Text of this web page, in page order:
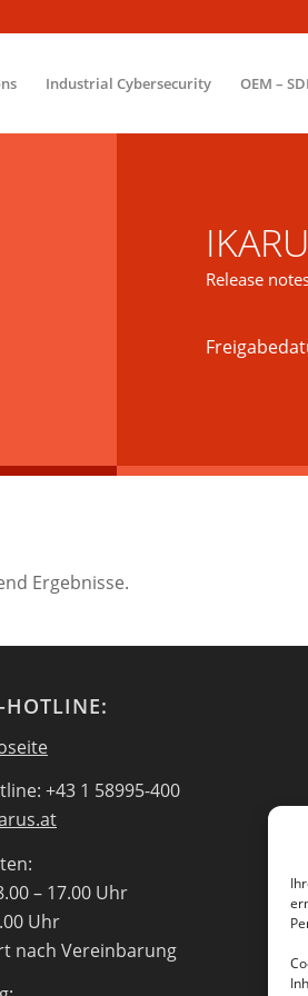
Industrial Cybersecurity OEM –
Release
Ergebnisse.
HOTLINE:
+43 1 58995-400
– 17.00 Uhr
Uhr
nach Vereinbarung